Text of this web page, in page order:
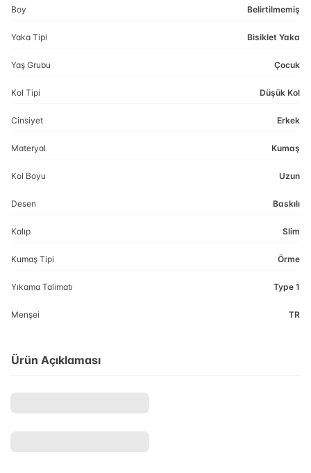
Boy Belirtilmemiş
Yaka Tipi Bisiklet Yaka
Yaş Grubu Çocuk
Kol Tipi Düşük Kol
Cinsiyet Erkek
Materyal Kumaş
Kol Boyu Uzun
Desen Baskılı
Kalıp Slim
Kumaş Tipi Örme
Yıkama Talimatı Type 1
Menşei TR
Ürün Açıklaması